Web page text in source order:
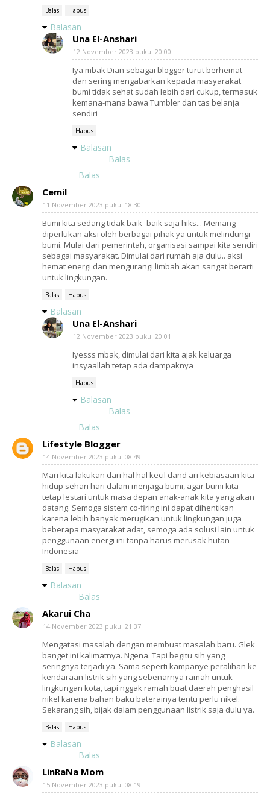
Balas Hapus
Balasan
Una El-Anshari
12 November 2023 pukul 20.00
Iya mbak Dian sebagai blogger turut berhemat
dan sering mengabarkan kepada masyarakat
bumi tidak sehat sudah lebih dari cukup, termasuk
kemana-mana bawa Tumbler dan tas belanja
sendiri
Hapus
Balasan
Balas
Balas
Cemil
11 November 2023 pukul 18.30
Bumi kita sedang tidak baik -baik saja hiks... Memang
diperlukan aksi oleh berbagai pihak ya untuk melindungi
bumi. Mulai dari pemerintah, organisasi sampai kita sendiri
sebagai masyarakat. Dimulai dari rumah aja dulu.. aksi
hemat energi dan mengurangi limbah akan sangat berarti
untuk lingkungan.
Balas Hapus
Balasan
Una El-Anshari
12 November 2023 pukul 20.01
Iyesss mbak, dimulai dari kita ajak keluarga
insyaallah tetap ada dampaknya
Hapus
Balasan
Balas
Balas
Lifestyle Blogger
14 November 2023 pukul 08.49
Mari kita lakukan dari hal hal kecil dand ari kebiasaan kita
hidup sehari hari dalam menjaga bumi, agar bumi kita
tetap lestari untuk masa depan anak-anak kita yang akan
datang. Semoga sistem co-firing ini dapat dihentikan
karena lebih banyak merugikan untuk lingkungan juga
beberapa masyarakat adat, semoga ada solusi lain untuk
penggunaan energi ini tanpa harus merusak hutan
Indonesia
Balas Hapus
Balasan
Balas
Akarui Cha
14 November 2023 pukul 21.37
Mengatasi masalah dengan membuat masalah baru. Glek
banget ini kalimatnya. Ngena. Tapi begitu sih yang
seringnya terjadi ya. Sama seperti kampanye peralihan ke
kendaraan listrik sih yang sebenarnya ramah untuk
lingkungan kota, tapi nggak ramah buat daerah penghasil
nikel karena bahan baku baterainya tentu perlu nikel.
Sekarang sih, bijak dalam penggunaan listrik saja dulu ya.
Balas Hapus
Balasan
Balas
LinRaNa Mom
15 November 2023 pukul 08.19